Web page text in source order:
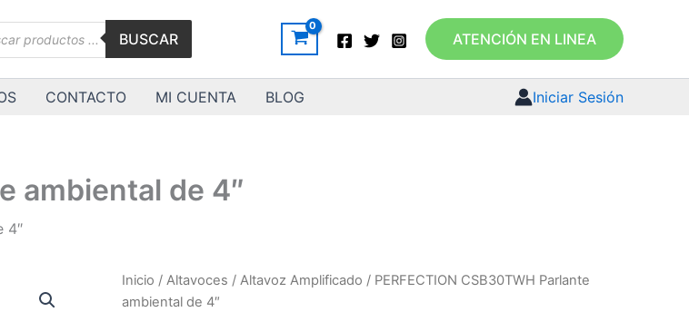
BUSCAR ATENCIÓN EN LINEA
CONTACTO MI CUENTA BLOG Iniciar Sesión
ambiental de 4″
4″
Inicio / Altavoces / Altavoz Amplificado / PERFECTION CSB30TWH Parlante
ambiental de 4″
PERFECTION
CSB30TWH